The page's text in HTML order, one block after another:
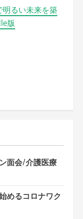
るい未来を築
版
面会/介護医療
めるコロナワク